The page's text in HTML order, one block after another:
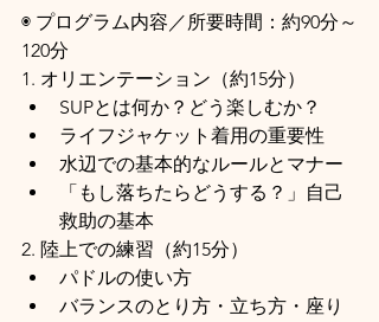
◉ プログラム内容／所要時間：約90分～
120分
1. オリエンテーション（約15分）
SUPとは何か？どう楽しむか？
ライフジャケット着用の重要性
水辺での基本的なルールとマナー
「もし落ちたらどうする？」自己
救助の基本
2. 陸上での練習（約15分）
パドルの使い方
バランスのとり方・立ち方・座り